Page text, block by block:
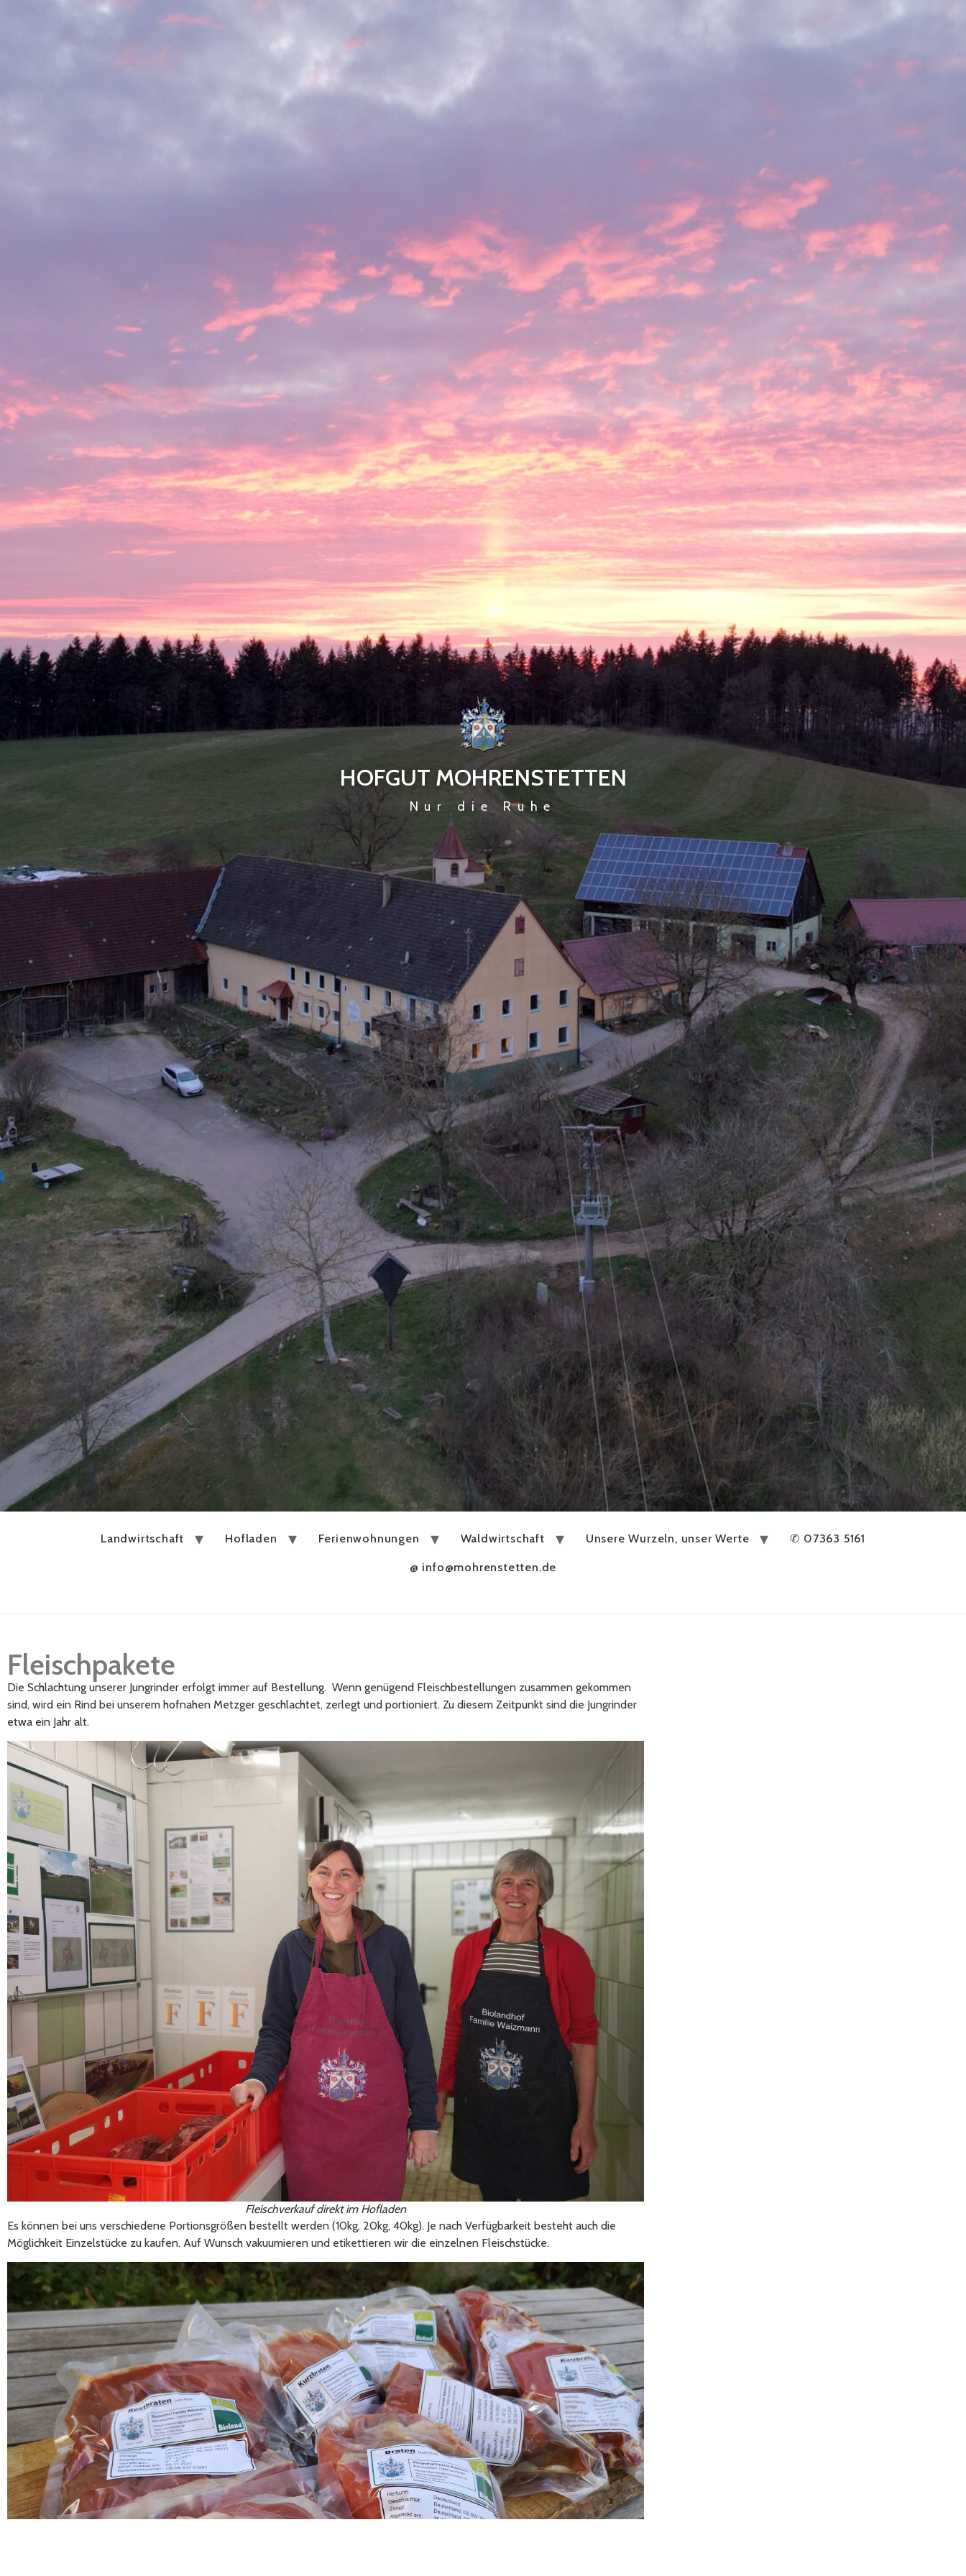
HOFGUT MOHRENSTETTEN
Nur die Ruhe
Landwirtschaft Hofladen Ferienwohnungen Waldwirtschaft Unsere Wurzeln, unser Werte ✆ 07363 5161
@ info@mohrenstetten.de
Fleischpakete
Die Schlachtung unserer Jungrinder erfolgt immer auf Bestellung. Wenn genügend Fleischbestellungen zusammen gekommen
sind, wird ein Rind bei unserem hofnahen Metzger geschlachtet, zerlegt und portioniert. Zu diesem Zeitpunkt sind die Jungrinder
etwa ein Jahr alt.
Fleischverkauf direkt im Hofladen
Es können bei uns verschiedene Portionsgrößen bestellt werden (10kg, 20kg, 40kg). Je nach Verfügbarkeit besteht auch die
Möglichkeit Einzelstücke zu kaufen. Auf Wunsch vakuumieren und etikettieren wir die einzelnen Fleischstücke.